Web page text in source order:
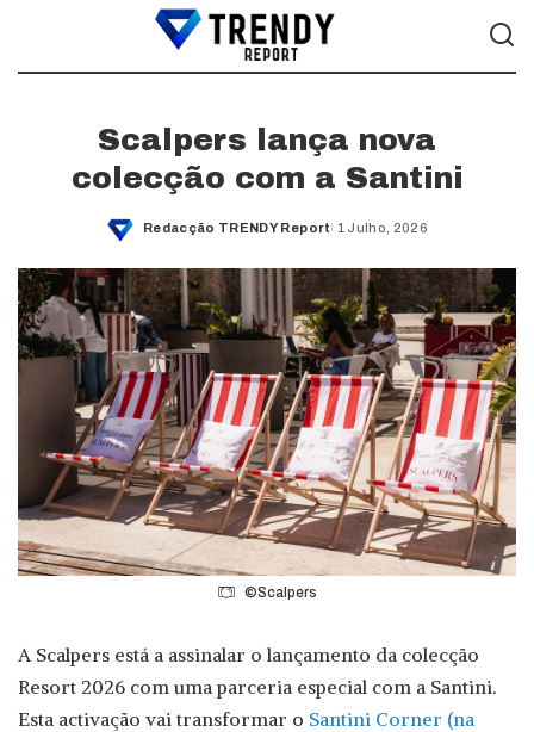
Scalpers lança nova
colecção com a Santini
Posted
Redacção TRENDY Report 1 Julho, 2026
©Scalpers
A Scalpers está a assinalar o lançamento da colecção
Resort 2026 com uma parceria especial com a Santini.
Esta activação vai transformar o Santini Corner (na